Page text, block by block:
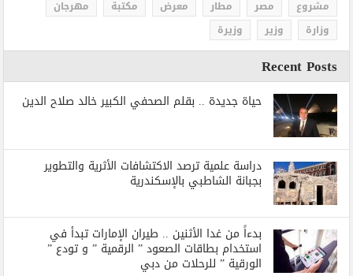
مشروع
مصر مطار معرض مكتبة
مهرجان
وزارة
وزير وزيرة
Recent Posts
حياة جديدة .. بقلم الصحفي الكبير خالد صلاح الدين
دراسة علمية ترصد الاكتشافات الأثرية والتطوير
بجبانة الشاطبي بالإسكندرية
بدءاً من غدا الأثنين .. طيران الإمارات تبدأ في
استخدام بطاقات الصعود ” الرقمية ” و تودع ”
الورقية ” للرحلات من دبي